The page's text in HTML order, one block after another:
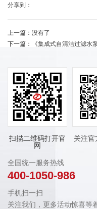
分享到：
上一篇： 没有了
下一篇：
《集成式自清洁过滤水
扫描二维码打开官
网
关注官
全国统一服务热线
400-1050-986
手机扫一扫
关注我们，更多活动惊喜等